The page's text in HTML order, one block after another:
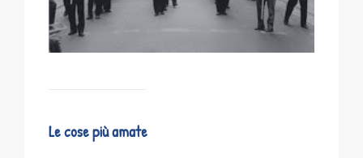
Le cose più amate